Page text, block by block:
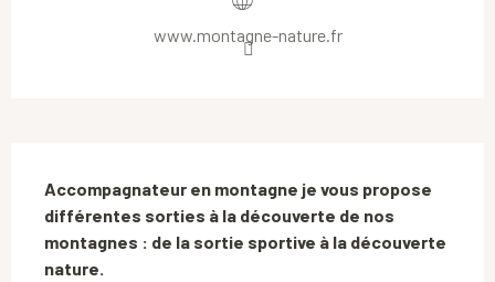
www.montagne-nature.fr
Accompagnateur en montagne je vous propose
différentes sorties à la découverte de nos
montagnes : de la sortie sportive à la découverte
nature.